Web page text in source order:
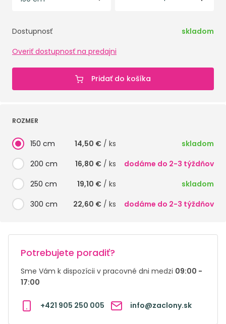
Dostupnosť
skladom
Overiť dostupnosť na predajni
Pridať do košíka
ROZMER
150 cm 14,50 € / ks
skladom
200 cm
16,80 € / ks
dodáme do 2-3 týždňov
250 cm
19,10 € / ks
skladom
300 cm
22,60 € / ks dodáme do 2-3 týždňov
Potrebujete poradiť?
Sme Vám k dispozícii v pracovné dni medzi 09:00 -
17:00
+421 905 250 005 info@zaclony.sk